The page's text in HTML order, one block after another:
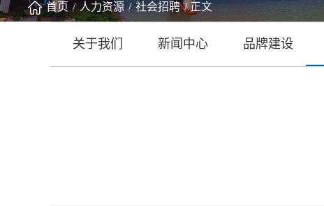
首页 / 人力资源 / 社会招聘 /正文
关于我们 新闻中心 品牌建设